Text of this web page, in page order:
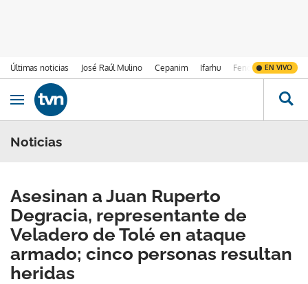
Últimas noticias José Raúl Mulino Cepanim Ifarhu Fenómeno de El
EN VIVO
Ir al contenido
Obrir navegació
Noticias
Asesinan a Juan Ruperto
Degracia, representante de
Veladero de Tolé en ataque
armado; cinco personas resultan
heridas